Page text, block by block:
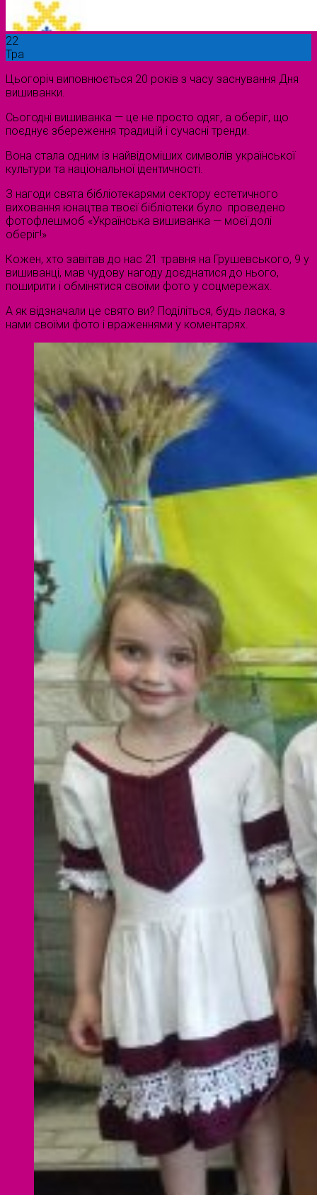
22
Тра
Цьогоріч виповнюється 20 років з часу заснування Дня
вишиванки.
Сьогодні вишиванка — це не просто одяг, а оберіг, що
поєднує збереження традицій і сучасні тренди.
Вона стала одним із найвідоміших символів української
культури та національної ідентичності.
З нагоди свята бібліотекарями сектору естетичного
виховання юнацтва твоєї бібліотеки було проведено
фотофлешмоб «Українська вишиванка — моєї долі
оберіг!»
Кожен, хто завітав до нас 21 травня на Грушевського, 9 у
вишиванці, мав чудову нагоду доєднатися до нього,
поширити і обмінятися своїми фото у соцмережах.
А як відзначали це свято ви? Поділіться, будь ласка, з
нами своїми фото і враженнями у коментарях.